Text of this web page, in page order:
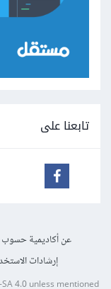
تابعنا على
عن أكاديمية حسوب
إرشادات
SA 4.0unless mentioned